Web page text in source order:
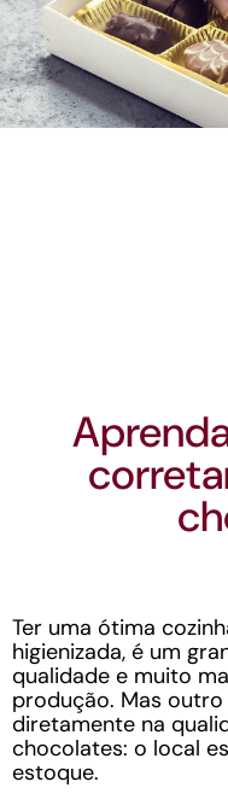
Ter uma ótima
higienizada, é um
qualidade e muito
produção. Mas
diretamente na
chocolates: o local
estoque.